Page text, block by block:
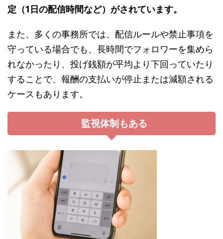
定（1日の配信時間など）がされています。
また、多くの事務所では、配信ルールや禁止事項を
守っている場合でも、長時間でフォロワーを集めら
れなかったり、投げ銭額が平均より下回っていたり
することで、報酬の支払いが停止または減額される
ケースもあります。
監視体制もある